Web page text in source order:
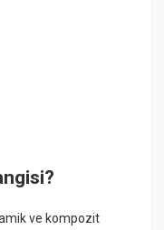
ve kompozit